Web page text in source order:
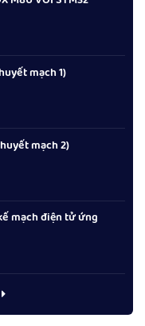
₫.
mạch 1)
₫.
mạch 2)
₫.mạch điện tử ứng